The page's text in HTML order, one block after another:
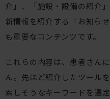
介」、「施設・設備の紹介
新情報を紹介する「お知ら
も重要なコンテンツです。
これらの内容は、患者さん
ん。先ほど紹介したツール
索しそうなキーワードを選